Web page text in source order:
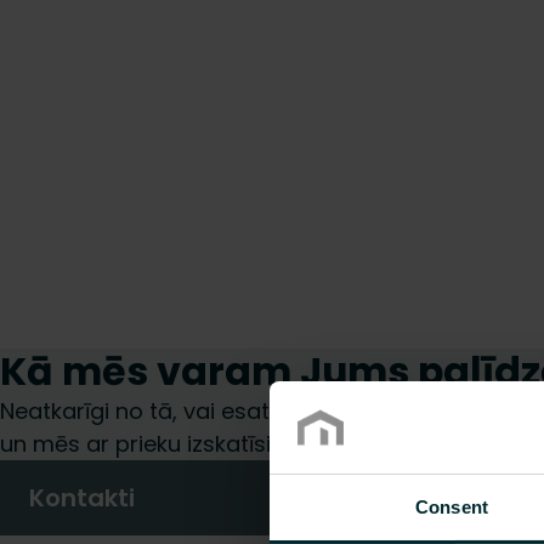
Consent
Kā mēs varam Jums
Neatkarīgi no tā, vai esat specifikāciju
un mēs ar prieku izskatīsim jūsu pieprasījumu.
Kontakti